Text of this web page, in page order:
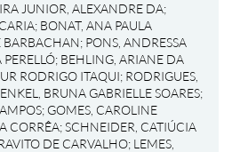
JUNIOR, ALEXANDRE DA;
; BONAT, ANA PAULA
BARBACHAN; PONS, ANDRESSA
; BEHLING, ARIANE DA
RODRIGO ITAQUI; RODRIGUES,
BRUNA GABRIELLE SOARES;
; GOMES, CAROLINE
CORRÊA;SCHNEIDER, CATIÚCIA
DE CARVALHO; LEMES,